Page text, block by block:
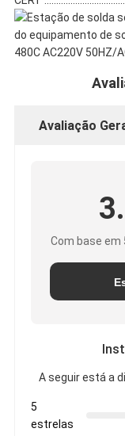
Avaliação
Com base
A seguir está a
5
estrelas